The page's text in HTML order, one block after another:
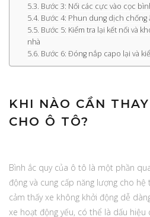
Bước 3: Nối các cực vào cọc
Bước 4: Phun dung dịch chống
Bước 5: Kiểm tra lại kết nối và
nhà
Bước 6: Đóng nắp capo lại và
KHI NÀO CẦN
CHO Ô TÔ?
Bình ắc quy của ô tô là một phần
động và cung cấp năng lượng cho
cảm thấy xe không khởi động dễ
xe hoạt động yếu, có thể là dấu hiệu